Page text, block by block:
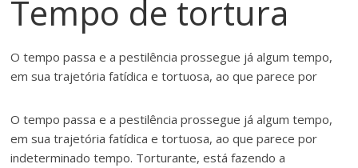
Tempo de tortura
O tempo passa e a pestilência prossegue já algum tempo,
em sua trajetória fatídica e tortuosa, ao que parece por
O tempo passa e a pestilência prossegue já algum tempo,
em sua trajetória fatídica e tortuosa, ao que parece por
indeterminado tempo. Torturante, está fazendo a